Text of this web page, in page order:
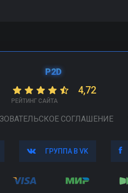
P2D
4,72
РЕЙТИНГ САЙТА
СОГЛАШЕНИЕ
ГРУППА В VK
ГРУППА В VK